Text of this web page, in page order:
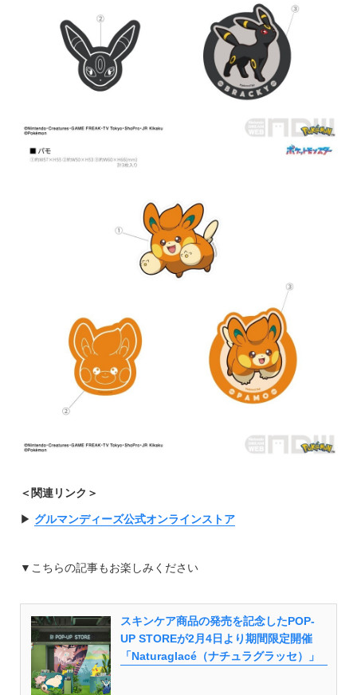
＜関連リンク＞
▶︎ グルマンディーズ公式オンラインストア
▼こちらの記事もお楽しみください
スキンケア商品の発売を記念したPOP-
UP STOREが2月4日より期間限定開催
「Naturaglacé（ナチュラグラッセ）」